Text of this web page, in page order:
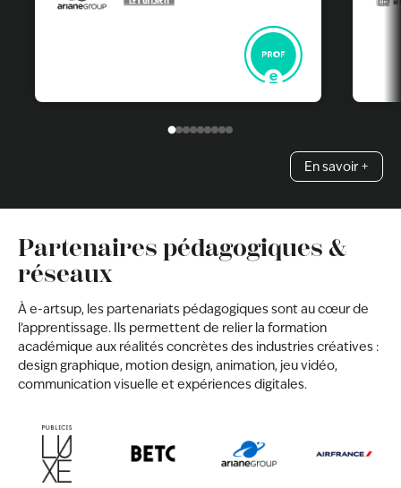
En savoir +
Partenaires pédagogiques &
réseaux
À e-artsup, les partenariats pédagogiques sont au cœur de
l’apprentissage. Ils permettent de relier la formation
académique aux réalités concrètes des industries créatives :
design graphique, motion design, animation, jeu vidéo,
communication visuelle et expériences digitales.